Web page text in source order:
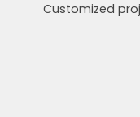
Customized